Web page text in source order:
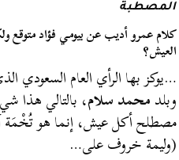
المصطبة
كلام عمرو أديب عن بيومي فؤاد متوقع
العيش؟
…يوكز بها الرأي العام السعودي
وبلدمحمد سلام، بالتالي هذا
مصطلح أكل عيش، إنما هو تُخْمَة
(وليمة خروف على…